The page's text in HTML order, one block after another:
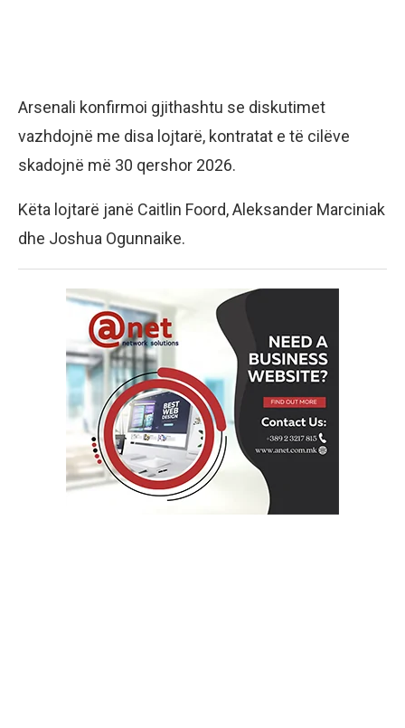
Arsenali konfirmoi gjithashtu se diskutimet
vazhdojnë me disa lojtarë, kontratat e të cilëve
skadojnë më 30 qershor 2026.
Këta lojtarë janë Caitlin Foord, Aleksander Marciniak
dhe Joshua Ogunnaike.